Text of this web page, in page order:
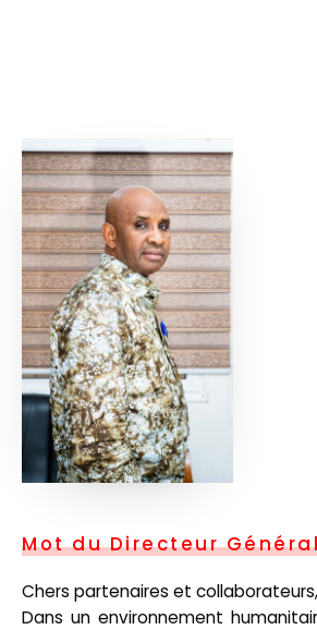
Mot du Directeur
Chers partenaires et collaborateurs,
Dans un environnement